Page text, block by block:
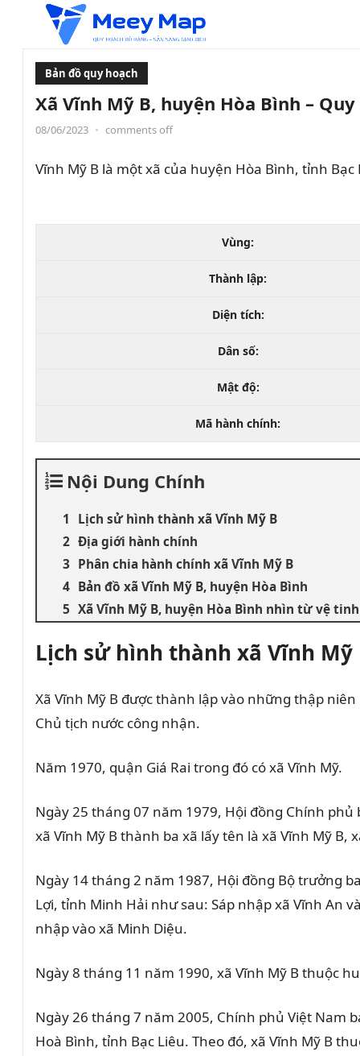
Bản đồ quy hoạch
Xã Vĩnh Mỹ B, huyện Hòa Bình –
08/06/2023 • comments off
Vĩnh Mỹ B là một xã của huyện Hòa Bình, tỉnh Bạc
Vùng:
Thành lập:
Diện tích:
Dân số:
Mật độ:
Mã hành chính:
Nội Dung Chính
Lịch sử hình thành xã Vĩnh Mỹ B
Địa giới hành chính
Phân chia hành chính xã Vĩnh Mỹ B
Bản đồ xã Vĩnh Mỹ B, huyện Hòa Bình
Xã Vĩnh Mỹ B, huyện Hòa Bình nhìn từ vệ tinh
Lịch sử hình thành xã Vĩnh Mỹ
Xã Vĩnh Mỹ B được thành lập vào những thập
Chủ tịch nước công nhận.
Năm 1970, quận Giá Rai trong đó có xã Vĩnh Mỹ.
Ngày 25 tháng 07 năm 1979, Hội đồng Chính
xã Vĩnh Mỹ B thành ba xã lấy tên là xã Vĩnh Mỹ B,
Ngày 14 tháng 2 năm 1987, Hội đồng Bộ trưởng
Lợi, tỉnh Minh Hải như sau: Sáp nhập xã Vĩnh An
nhập vào xã Minh Diệu.
Ngày 8 tháng 11 năm 1990, xã Vĩnh Mỹ B thuộc
Ngày 26 tháng 7 năm 2005, Chính phủ Việt Nam
Hoà Bình, tỉnh Bạc Liêu. Theo đó, xã Vĩnh Mỹ B